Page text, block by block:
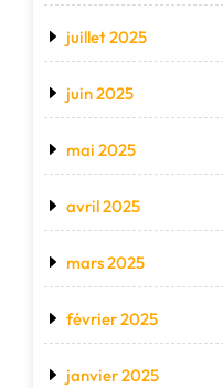
juillet 2025
juin 2025
mai 2025
avril 2025
mars 2025
février 2025
janvier 2025